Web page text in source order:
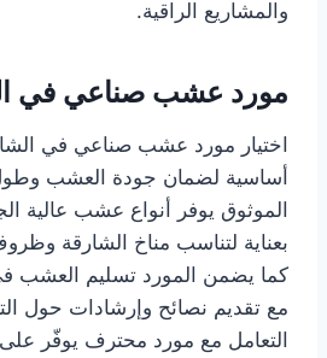
والمشاريع الراقية.
مورد عشب صناعي في
اختيار مورد عشب صناعي في
أساسية لضمان جودة العشب
الموثوق يوفر أنواع عشب عالية
بعناية لتناسب مناخ الشارقة
كما يضمن المورد تسليم العشب
مع تقديم نصائح وإرشادات حول
التعامل مع مورد محترف يوفّر على